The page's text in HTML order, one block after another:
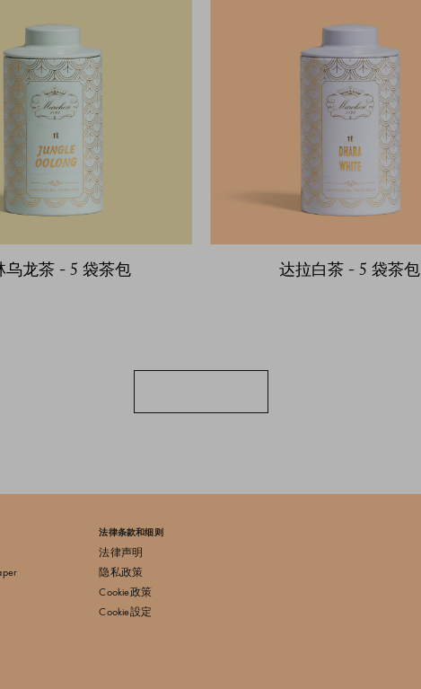
乌龙茶 - 5 袋茶包 达拉白茶 - 5 袋茶包
法律条款和细则
法律声明
隐私政策
Cookie政策
Cookie設定